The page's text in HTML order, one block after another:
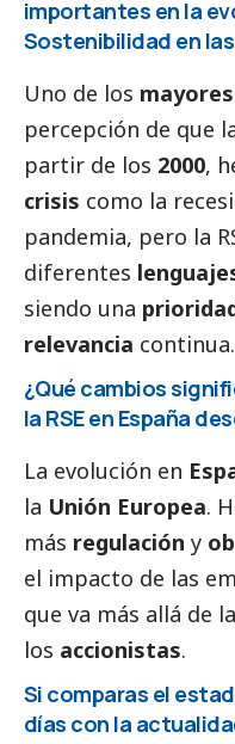
importantes en la
Sostenibilidad en
Uno de los
percepción de que
partir de los 2000,
crisis como la
pandemia, pero la
diferentes
siendo una
relevancia continua.
¿Qué cambios
la RSE en España
La evolución en
la Unión Europea.
más regulación y
el impacto de las
que va más allá de
los accionistas.
Si comparas el
días con la